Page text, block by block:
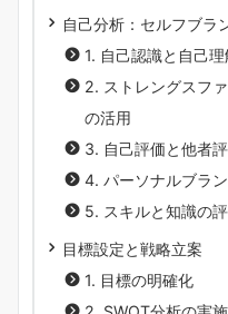
自己分析：セルフブラ
1. 自己認識と自己理
2. ストレングスフ
の活用
3. 自己評価と他者
4. パーソナルブラ
5. スキルと知識の
目標設定と戦略立案
1. 目標の明確化